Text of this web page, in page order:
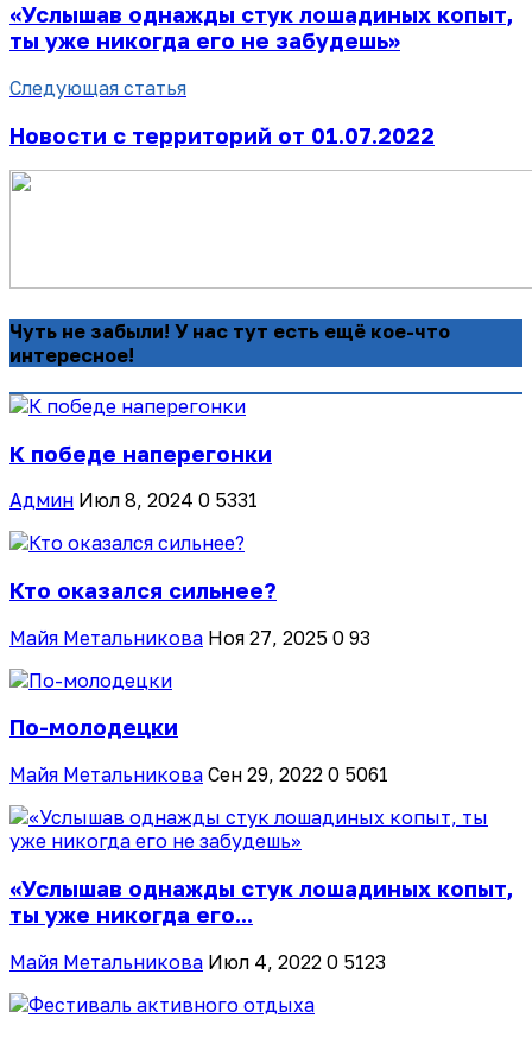
«Услышав однажды стук лошадиных копыт,
ты уже никогда его не забудешь»
Следующая статья
Новости с территорий от 01.07.2022
Чуть не забыли! У нас тут есть ещё кое-что
интересное!
К победе наперегонки
Админ Июл 8, 2024 0 5331
Кто оказался сильнее?
Майя Метальникова Ноя 27, 2025 0 93
По-молодецки
Майя Метальникова Сен 29, 2022 0 5061
«Услышав однажды стук лошадиных копыт,
ты уже никогда его...
Майя Метальникова Июл 4, 2022 0 5123